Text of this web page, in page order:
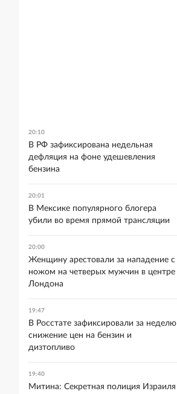
20:10
В РФ зафиксирована недельная
дефляция на фоне удешевления
бензина
20:01
В Мексике популярного блогера
убили во время прямой трансляции
20:00
Женщину арестовали за нападение с
ножом на четверых мужчин в центре
Лондона
19:47
В Росстате зафиксировали за неделю
снижение цен на бензин и
дизтопливо
19:40
Митина: Секретная полиция Израиля